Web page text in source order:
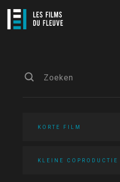
KORTE FILM
KLEINE COPRODUCTIE